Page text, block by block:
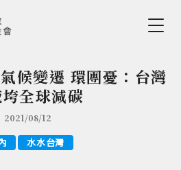
to Navigation
Main content
候變遷 環團憂：台灣
全球減碳
2021/08/12
水水台灣